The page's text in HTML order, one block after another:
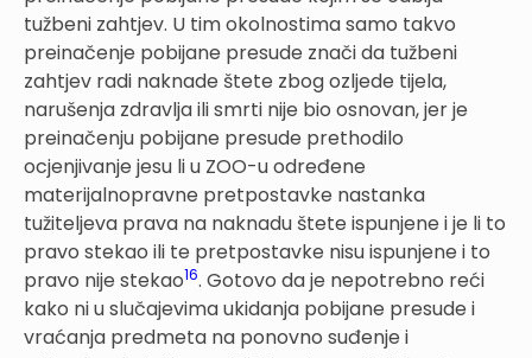
tužbeni zahtjev. U tim okolnostima samo takvo
preinačenje pobijane presude znači da tužbeni
zahtjev radi naknade štete zbog ozljede tijela,
narušenja zdravlja ili smrti nije bio osnovan, jer je
preinačenju pobijane presude prethodilo
ocjenjivanje jesu li u ZOO-u određene
materijalnopravne pretpostavke nastanka
tužiteljeva prava na naknadu štete ispunjene i je li to
pravo stekao ili te pretpostavke nisu ispunjene i to
pravo nije stekao16. Gotovo da je nepotrebno reći
kako ni u slučajevima ukidanja pobijane presude i
vraćanja predmeta na ponovno suđenje i